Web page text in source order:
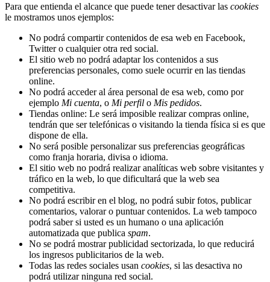
Para que entienda el alcance que puede tener desactivar las cookies
le mostramos unos ejemplos:
No podrá compartir contenidos de esa web en Facebook,
Twitter o cualquier otra red social.
El sitio web no podrá adaptar los contenidos a sus
preferencias personales, como suele ocurrir en las tiendas
online.
No podrá acceder al área personal de esa web, como por
ejemplo Mi cuenta, o Mi perfil o Mis pedidos.
Tiendas online: Le será imposible realizar compras online,
tendrán que ser telefónicas o visitando la tienda física si es que
dispone de ella.
No será posible personalizar sus preferencias geográficas
como franja horaria, divisa o idioma.
El sitio web no podrá realizar analíticas web sobre visitantes y
tráfico en la web, lo que dificultará que la web sea
competitiva.
No podrá escribir en el blog, no podrá subir fotos, publicar
comentarios, valorar o puntuar contenidos. La web tampoco
podrá saber si usted es un humano o una aplicación
automatizada que publica spam.
No se podrá mostrar publicidad sectorizada, lo que reducirá
los ingresos publicitarios de la web.
Todas las redes sociales usan cookies, si las desactiva no
podrá utilizar ninguna red social.